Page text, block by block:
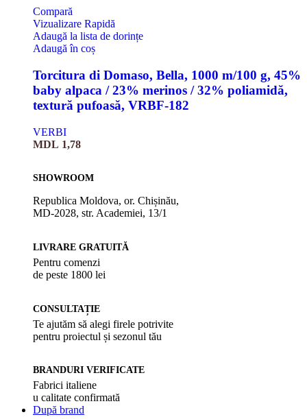
Compară
Vizualizare Rapidă
Adaugă la lista de dorințe
Adaugă în coș
Torcitura di Domaso, Bella, 1000 m/100 g, 45%
baby alpaca / 23% merinos / 32% poliamidă,
textură pufoasă, VRBF-182
VERBI
MDL 1,78
SHOWROOM
Republica Moldova, or. Chișinău,
MD-2028, str. Academiei, 13/1
LIVRARE GRATUITĂ
Pentru comenzi
de peste 1800 lei
CONSULTAȚIE
Te ajutăm să alegi firele potrivite
pentru proiectul și sezonul tău
BRANDURI VERIFICATE
Fabrici italiene
u calitate confirmată
După brand